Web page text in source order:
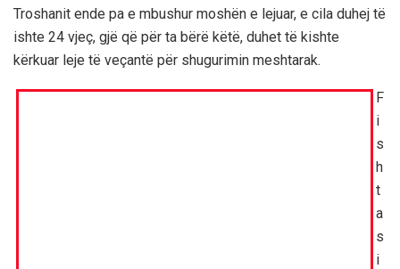
Troshanit ende pa e mbushur moshën e lejuar, e cila duhej të
ishte 24 vjeç, gjë që për ta bërë këtë, duhet të kishte
kërkuar leje të veçantë për shugurimin meshtarak.
F
i
s
h
t
a
s
i